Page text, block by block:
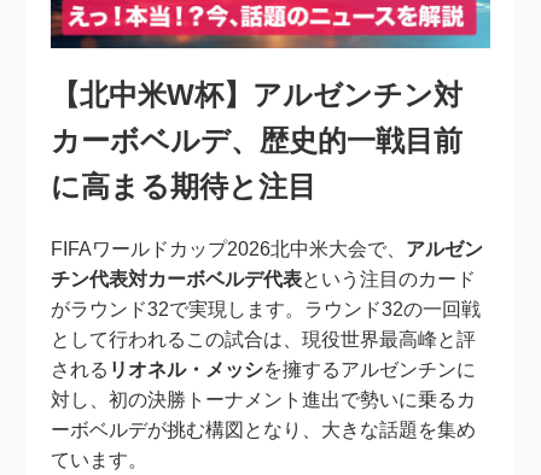
【北中米W杯】アルゼンチン対
カーボベルデ、歴史的一戦目前
に高まる期待と注目
FIFAワールドカップ2026北中米大会で、 アルゼン
チン代表対カーボベルデ代表という注目のカード
がラウンド32で実現します。ラウンド32の一回戦
として行われるこの試合は、現役世界最高峰と評
される リオネル・メッシを擁するアルゼンチンに
対し、初の決勝トーナメント進出で勢いに乗るカ
ーボベルデが挑む構図となり、大きな話題を集め
ています。